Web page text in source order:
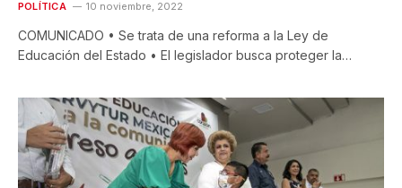
POLÍTICA 10 noviembre, 2022
COMUNICADO • Se trata de una reforma a la Ley de
Educación del Estado • El legislador busca proteger la…